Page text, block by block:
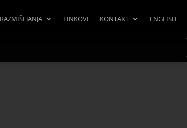
RAZMIŠLJANJA LINKOVI KONTAKT ENGLISH